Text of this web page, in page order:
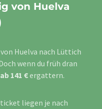
von Huelva
Huelva nach Lüttich
wenn du früh dran
141 €ergattern.
liegen je nach